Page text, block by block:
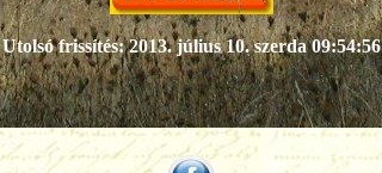
Utolsó frissítés:2013. július 10. szerda 09:54:56